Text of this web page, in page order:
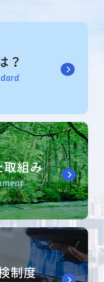
？
取組み
制度